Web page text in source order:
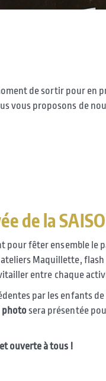
de sortir pour en
vous proposons de
de la
pour fêter ensemble le
ateliers Maquillette, flash
entre chaque
par les enfants
photosera présentée
ouverte à tous !